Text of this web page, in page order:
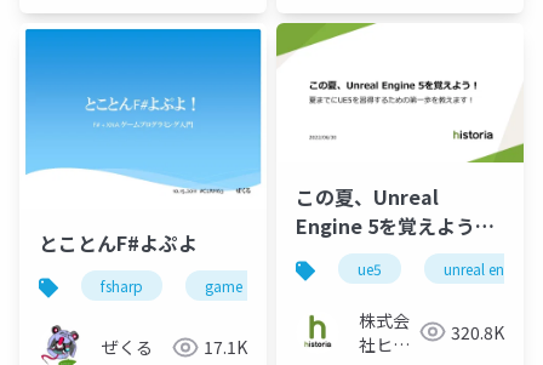
とことんF#よぷよ
fsharp game
ぜくる 17.1K
この夏、Unreal
Engine 5を覚えよう！
夏までにUE5を習得す
るための第一歩を教え
ます！
ue5 unreal engine5
株式会
社ヒス
320.8K